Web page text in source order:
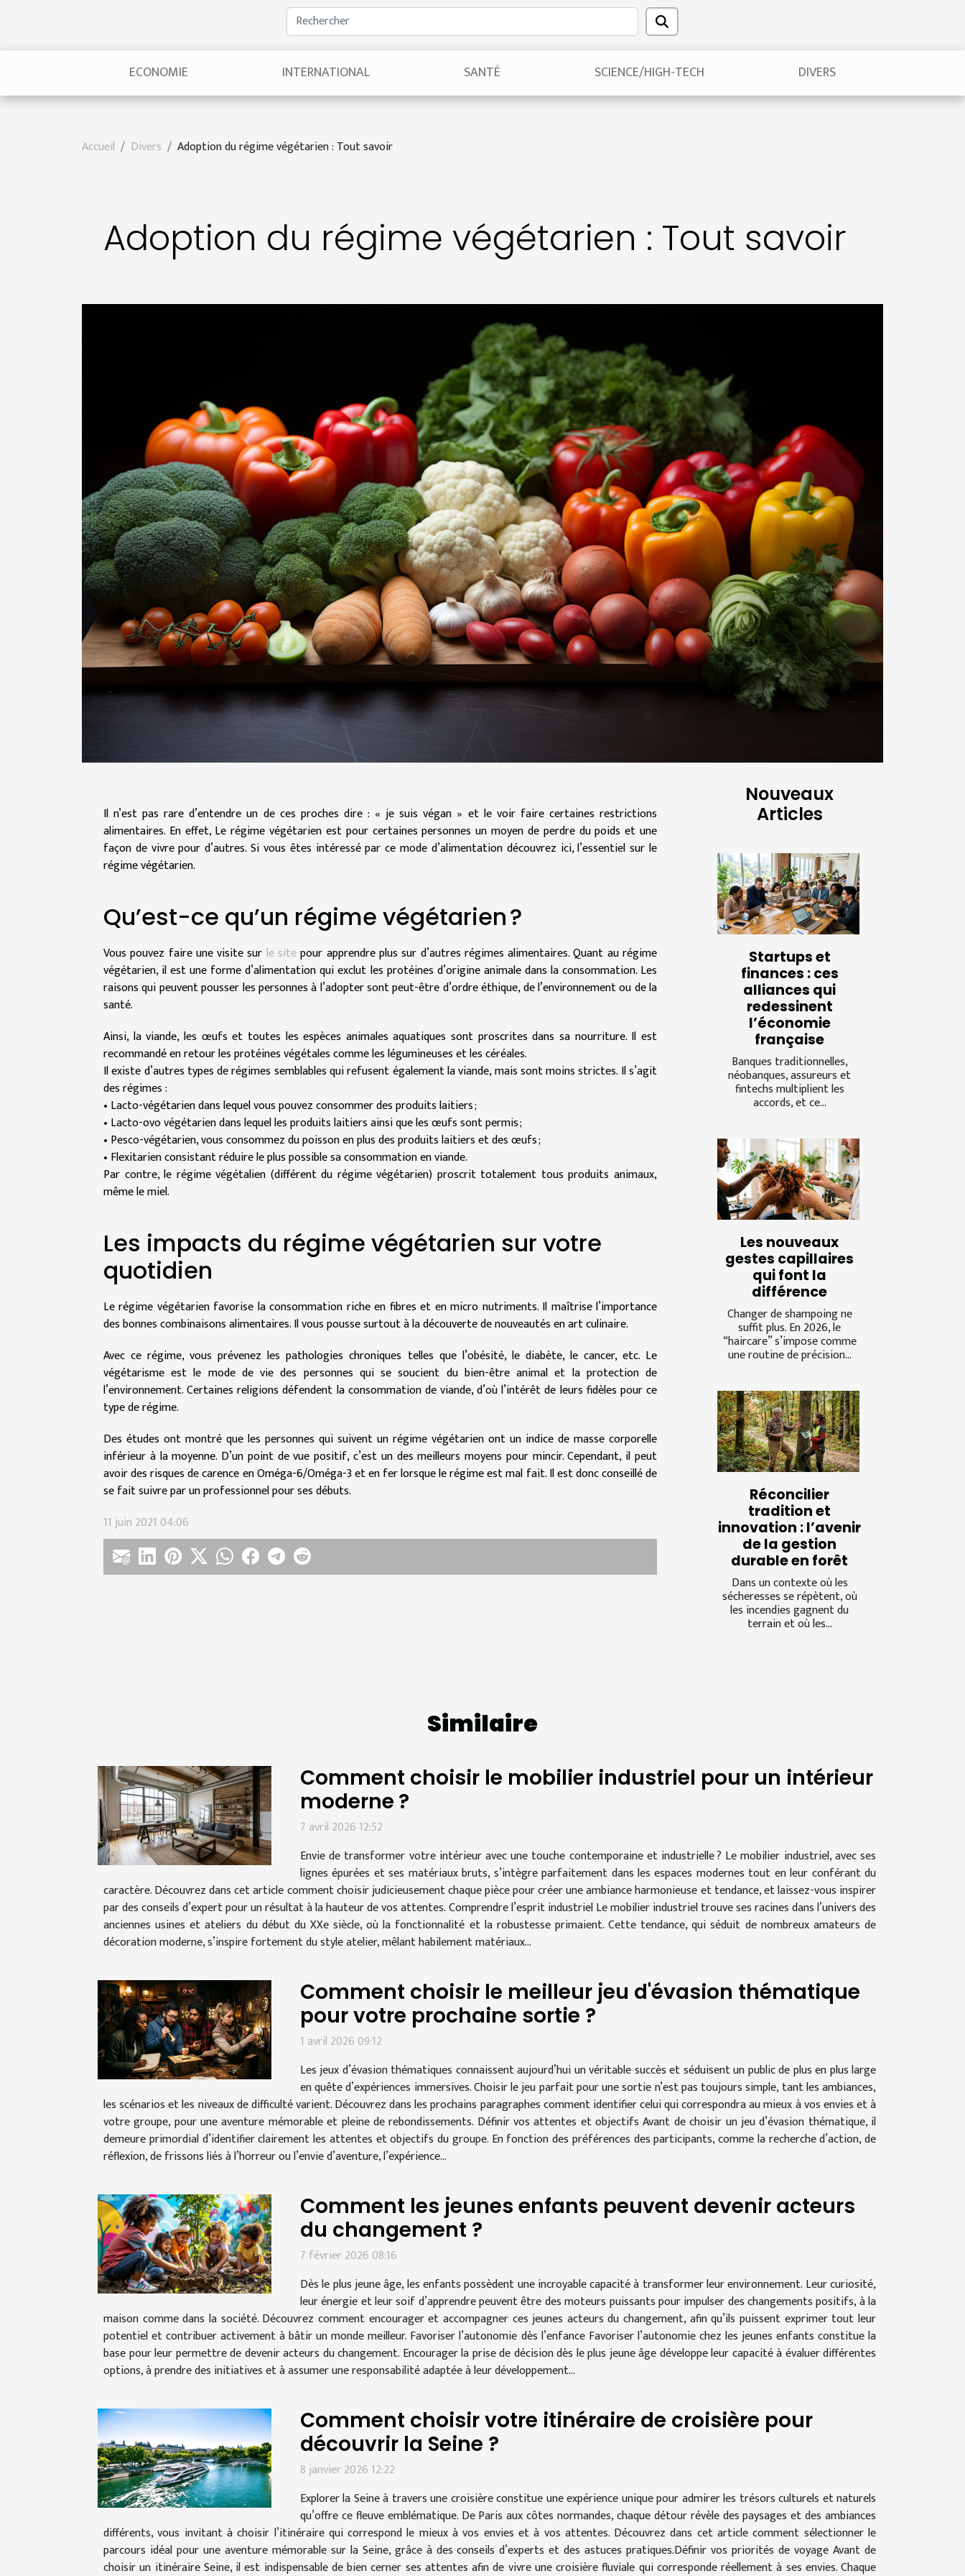
ECONOMIE INTERNATIONAL SANTÉ SCIENCE/HIGH-TECH DIVERS
Accueil Divers Adoption du régime végétarien : Tout savoir
Adoption du régime végétarien : Tout savoir
Il n’est pas rare d’entendre un de ces proches dire : « je suis végan » et le voir faire certaines restrictions
alimentaires. En effet, Le régime végétarien est pour certaines personnes un moyen de perdre du poids et une
façon de vivre pour d’autres. Si vous êtes intéressé par ce mode d’alimentation découvrez ici, l’essentiel sur le
régime végétarien.
Qu’est-ce qu’un régime végétarien ?
Vous pouvez faire une visite sur le sitepour apprendre plus sur d’autres régimes alimentaires. Quant au régime
végétarien, il est une forme d’alimentation qui exclut les protéines d’origine animale dans la consommation. Les
raisons qui peuvent pousser les personnes à l’adopter sont peut-être d’ordre éthique, de l’environnement ou de la
santé.
Ainsi, la viande, les œufs et toutes les espèces animales aquatiques sont proscrites dans sa nourriture. Il est
recommandé en retour les protéines végétales comme les légumineuses et les céréales.
Il existe d’autres types de régimes semblables qui refusent également la viande, mais sont moins strictes. Il s’agit
des régimes :
• Lacto-végétarien dans lequel vous pouvez consommer des produits laitiers ;
• Lacto-ovo végétarien dans lequel les produits laitiers ainsi que les œufs sont permis ;
• Pesco-végétarien, vous consommez du poisson en plus des produits laitiers et des œufs ;
• Flexitarien consistant réduire le plus possible sa consommation en viande.
Par contre, le régime végétalien (différent du régime végétarien) proscrit totalement tous produits animaux,
même le miel.
Les impacts du régime végétarien sur votre
quotidien
Le régime végétarien favorise la consommation riche en fibres et en micro nutriments. Il maîtrise l’importance
des bonnes combinaisons alimentaires. Il vous pousse surtout à la découverte de nouveautés en art culinaire.
Avec ce régime, vous prévenez les pathologies chroniques telles que l’obésité, le diabète, le cancer, etc. Le
végétarisme est le mode de vie des personnes qui se soucient du bien-être animal et la protection de
l’environnement. Certaines religions défendent la consommation de viande, d’où l’intérêt de leurs fidèles pour ce
type de régime.
Des études ont montré que les personnes qui suivent un régime végétarien ont un indice de masse corporelle
inférieur à la moyenne. D’un point de vue positif, c’est un des meilleurs moyens pour mincir. Cependant, il peut
avoir des risques de carence en Oméga-6/Oméga-3 et en fer lorsque le régime est mal fait. Il est donc conseillé de
se fait suivre par un professionnel pour ses débuts.
11 juin 2021 04:06
Nouveaux
Articles
Startups et
finances : ces
alliances qui
redessinent
l’économie
française
Banques traditionnelles,
néobanques, assureurs et
fintechs multiplient les
accords, et ce...
Les nouveaux
gestes capillaires
qui font la
différence
Changer de shampoing ne
suffit plus. En 2026, le
“haircare” s’impose comme
une routine de précision...
Réconcilier
tradition et
innovation : l’avenir
de la gestion
durable en forêt
Dans un contexte où les
sécheresses se répètent, où
les incendies gagnent du
terrain et où les...
Similaire
Comment choisir le mobilier industriel pour un intérieur
moderne ?
7 avril 2026 12:52
Envie de transformer votre intérieur avec une touche contemporaine et industrielle ? Le mobilier industriel, avec ses
lignes épurées et ses matériaux bruts, s’intègre parfaitement dans les espaces modernes tout en leur conférant du
caractère. Découvrez dans cet article comment choisir judicieusement chaque pièce pour créer une ambiance harmonieuse et tendance, et laissez-vous inspirer
par des conseils d’expert pour un résultat à la hauteur de vos attentes. Comprendre l’esprit industriel Le mobilier industriel trouve ses racines dans l’univers des
anciennes usines et ateliers du début du XXe siècle, où la fonctionnalité et la robustesse primaient. Cette tendance, qui séduit de nombreux amateurs de
décoration moderne, s’inspire fortement du style atelier, mêlant habilement matériaux...
Comment choisir le meilleur jeu d'évasion thématique
pour votre prochaine sortie ?
1 avril 2026 09:12
Les jeux d’évasion thématiques connaissent aujourd’hui un véritable succès et séduisent un public de plus en plus large
en quête d’expériences immersives. Choisir le jeu parfait pour une sortie n’est pas toujours simple, tant les ambiances,
les scénarios et les niveaux de difficulté varient. Découvrez dans les prochains paragraphes comment identifier celui qui correspondra au mieux à vos envies et à
votre groupe, pour une aventure mémorable et pleine de rebondissements. Définir vos attentes et objectifs Avant de choisir un jeu d’évasion thématique, il
demeure primordial d’identifier clairement les attentes et objectifs du groupe. En fonction des préférences des participants, comme la recherche d’action, de
réflexion, de frissons liés à l’horreur ou l’envie d’aventure, l’expérience...
Comment les jeunes enfants peuvent devenir acteurs
du changement ?
7 février 2026 08:16
Dès le plus jeune âge, les enfants possèdent une incroyable capacité à transformer leur environnement. Leur curiosité,
leur énergie et leur soif d’apprendre peuvent être des moteurs puissants pour impulser des changements positifs, à la
maison comme dans la société. Découvrez comment encourager et accompagner ces jeunes acteurs du changement, afin qu’ils puissent exprimer tout leur
potentiel et contribuer activement à bâtir un monde meilleur. Favoriser l’autonomie dès l’enfance Favoriser l’autonomie chez les jeunes enfants constitue la
base pour leur permettre de devenir acteurs du changement. Encourager la prise de décision dès le plus jeune âge développe leur capacité à évaluer différentes
options, à prendre des initiatives et à assumer une responsabilité adaptée à leur développement...
Comment choisir votre itinéraire de croisière pour
découvrir la Seine ?
8 janvier 2026 12:22
Explorer la Seine à travers une croisière constitue une expérience unique pour admirer les trésors culturels et naturels
qu’offre ce fleuve emblématique. De Paris aux côtes normandes, chaque détour révèle des paysages et des ambiances
différents, vous invitant à choisir l’itinéraire qui correspond le mieux à vos envies et à vos attentes. Découvrez dans cet article comment sélectionner le
parcours idéal pour une aventure mémorable sur la Seine, grâce à des conseils d’experts et des astuces pratiques.Définir vos priorités de voyage Avant de
choisir un itinéraire Seine, il est indispensable de bien cerner ses attentes afin de vivre une croisière fluviale qui corresponde réellement à ses envies. Chaque